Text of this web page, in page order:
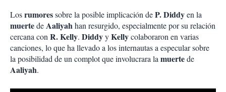
Losrumoressobre la posible implicación deP. Diddyen la
muertedeAaliyahhan resurgido, especialmente por su relación
cercana con R. Kelly. DiddyyKellycolaboraron en varias
canciones, lo que ha llevado a los internautas a especular sobre
la posibilidad de un complot que involucrara la muertede
Aaliyah.